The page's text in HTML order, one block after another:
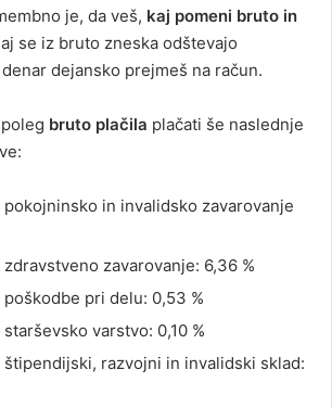
je, da veš, kaj pomeni bruto in
se iz bruto zneska odštevajo
dejansko prejmeš na račun.
bruto plačila plačati še naslednje
pokojninsko in invalidsko zavarovanje
zavarovanje: 6,36 %
pri delu: 0,53 %
varstvo: 0,10 %
štipendijski, razvojni in invalidski sklad: